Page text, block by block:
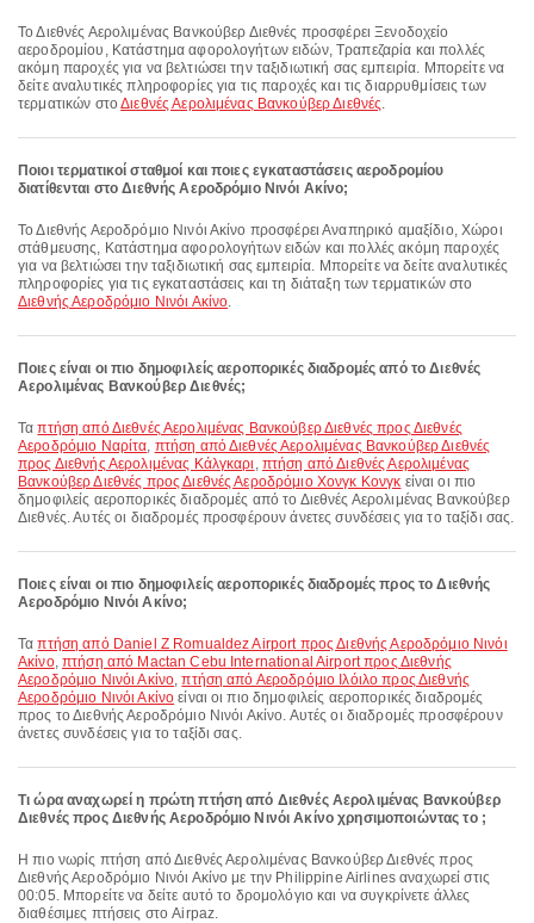
Το Διεθνές Αερολιμένας Βανκούβερ Διεθνές προσφέρει Ξενοδοχείο
αεροδρομίου, Κατάστημα αφορολογήτων ειδών, Τραπεζαρία και πολλές
ακόμη παροχές για να βελτιώσει την ταξιδιωτική σας εμπειρία. Μπορείτε να
δείτε αναλυτικές πληροφορίες για τις παροχές και τις διαρρυθμίσεις των
τερματικών στοΔιεθνές Αερολιμένας Βανκούβερ Διεθνές.
Ποιοι τερματικοί σταθμοί και ποιες εγκαταστάσεις αεροδρομίου
διατίθενται στο Διεθνής Αεροδρόμιο Νινόι Ακίνο;
Το Διεθνής Αεροδρόμιο Νινόι Ακίνο προσφέρει Αναπηρικό αμαξίδιο, Χώροι
στάθμευσης, Κατάστημα αφορολογήτων ειδών και πολλές ακόμη παροχές
για να βελτιώσει την ταξιδιωτική σας εμπειρία. Μπορείτε να δείτε αναλυτικές
πληροφορίες για τις εγκαταστάσεις και τη διάταξη των τερματικών στο
Διεθνής Αεροδρόμιο Νινόι Ακίνο.
Ποιες είναι οι πιο δημοφιλείς αεροπορικές διαδρομές από το Διεθνές
Αερολιμένας Βανκούβερ Διεθνές;
Ταπτήση από Διεθνές Αερολιμένας Βανκούβερ Διεθνές προς Διεθνές
Αεροδρόμιο Ναρίτα, πτήση από Διεθνές Αερολιμένας Βανκούβερ Διεθνές
προς Διεθνής Αερολιμένας Κάλγκαρι , πτήση από Διεθνές Αερολιμένας
Βανκούβερ Διεθνές προς Διεθνές Αεροδρόμιο Χονγκ Κονγκ είναι οι πιο
δημοφιλείς αεροπορικές διαδρομές από το Διεθνές Αερολιμένας Βανκούβερ
Διεθνές. Αυτές οι διαδρομές προσφέρουν άνετες συνδέσεις για το ταξίδι σας.
Ποιες είναι οι πιο δημοφιλείς αεροπορικές διαδρομές προς το Διεθνής
Αεροδρόμιο Νινόι Ακίνο;
Ταπτήση από Daniel Z Romualdez Airport προς Διεθνής Αεροδρόμιο Νινόι
Ακίνο, πτήση από Mactan Cebu International Airport προς Διεθνής
Αεροδρόμιο Νινόι Ακίνο,πτήση από Αεροδρόμιο Ιλόιλο προς Διεθνής
Αεροδρόμιο Νινόι Ακίνο είναι οι πιο δημοφιλείς αεροπορικές διαδρομές
προς το Διεθνής Αεροδρόμιο Νινόι Ακίνο. Αυτές οι διαδρομές προσφέρουν
άνετες συνδέσεις για το ταξίδι σας.
Τι ώρα αναχωρεί η πρώτη πτήση από Διεθνές Αερολιμένας Βανκούβερ
Διεθνές προς Διεθνής Αεροδρόμιο Νινόι Ακίνο χρησιμοποιώντας το ;
Η πιο νωρίς πτήση από Διεθνές Αερολιμένας Βανκούβερ Διεθνές προς
Διεθνής Αεροδρόμιο Νινόι Ακίνο με την Philippine Airlines αναχωρεί στις
00:05. Μπορείτε να δείτε αυτό το δρομολόγιο και να συγκρίνετε άλλες
διαθέσιμες πτήσεις στο Airpaz.